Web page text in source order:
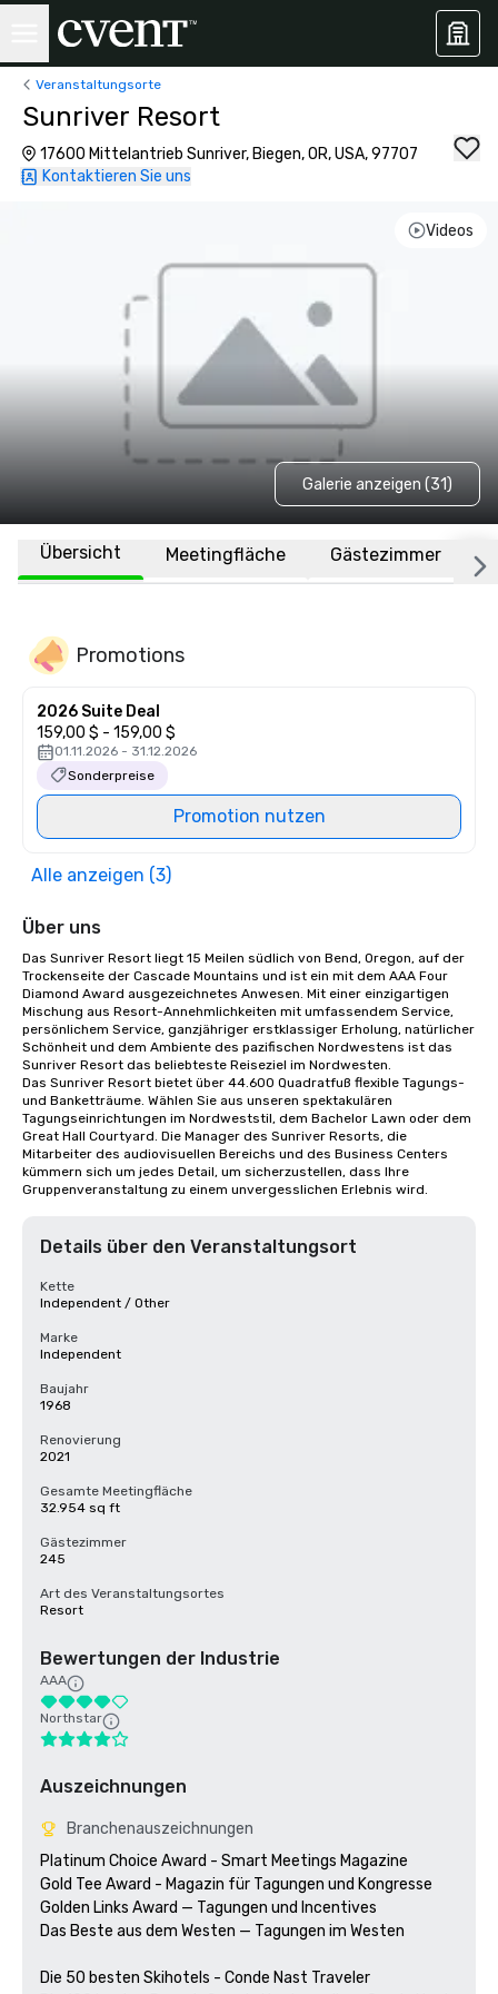
Veranstaltungsorte
Sunriver Resort
17600 Mittelantrieb Sunriver, Biegen, OR, USA, 97707
Kontaktieren Sie uns
Videos
Galerie anzeigen (31)
Übersicht Meetingfläche Gästezimmer
Promotions
2026 Suite Deal
159,00 $ - 159,00 $
01.11.2026 - 31.12.2026
Sonderpreise
Promotion nutzen
Alle anzeigen (3)
Über uns
Das Sunriver Resort liegt 15 Meilen südlich von Bend, Oregon, auf der
Trockenseite der Cascade Mountains und ist ein mit dem AAA Four
Diamond Award ausgezeichnetes Anwesen. Mit einer einzigartigen
Mischung aus Resort-Annehmlichkeiten mit umfassendem Service,
persönlichem Service, ganzjähriger erstklassiger Erholung, natürlicher
Schönheit und dem Ambiente des pazifischen Nordwestens ist das
Sunriver Resort das beliebteste Reiseziel im Nordwesten.
Das Sunriver Resort bietet über 44.600 Quadratfuß flexible Tagungs-
und Banketträume. Wählen Sie aus unseren spektakulären
Tagungseinrichtungen im Nordweststil, dem Bachelor Lawn oder dem
Great Hall Courtyard. Die Manager des Sunriver Resorts, die
Mitarbeiter des audiovisuellen Bereichs und des Business Centers
kümmern sich um jedes Detail, um sicherzustellen, dass Ihre
Gruppenveranstaltung zu einem unvergesslichen Erlebnis wird.
Details über den Veranstaltungsort
Kette
Independent / Other
Marke
Independent
Baujahr
1968
Renovierung
2021
Gesamte Meetingfläche
32.954 sq ft
Gästezimmer
245
Art des Veranstaltungsortes
Resort
Bewertungen der Industrie
AAA
Northstar
Auszeichnungen
Branchenauszeichnungen
Platinum Choice Award - Smart Meetings Magazine
Gold Tee Award - Magazin für Tagungen und Kongresse
Golden Links Award — Tagungen und Incentives
Das Beste aus dem Westen — Tagungen im Westen
Die 50 besten Skihotels - Conde Nast Traveler